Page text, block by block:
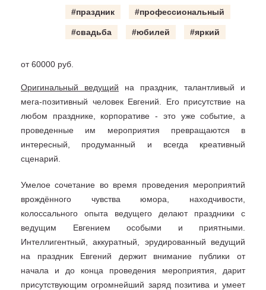
#праздник #профессиональный
#свадьба #юбилей #яркий
от 60000 руб.
Оригинальный ведущий на праздник, талантливый и
мега-позитивный человек Евгений. Его присутствие на
любом празднике, корпоративе - это уже событие, а
проведенные им мероприятия превращаются в
интересный, продуманный и всегда креативный
сценарий.
Умелое сочетание во время проведения мероприятий
врождённого чувства юмора, находчивости,
колоссального опыта ведущего делают праздники с
ведущим Евгением особыми и приятными.
Интеллигентный, аккуратный, эрудированный ведущий
на праздник Евгений держит внимание публики от
начала и до конца проведения мероприятия, дарит
присутствующим огромнейший заряд позитива и умеет